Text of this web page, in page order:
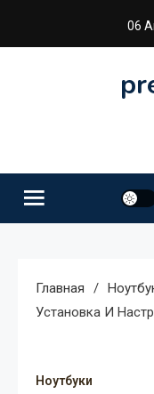
06
Главная
Установка И
Ноутбуки